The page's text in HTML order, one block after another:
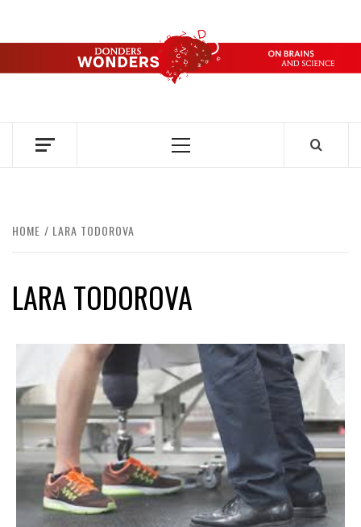
de
DONDERS
OVER HERSENEN EN WETENSCHAP // ON BRAINS AND
Primair
HOME LARA TODOROVA
LARA TODOROVA